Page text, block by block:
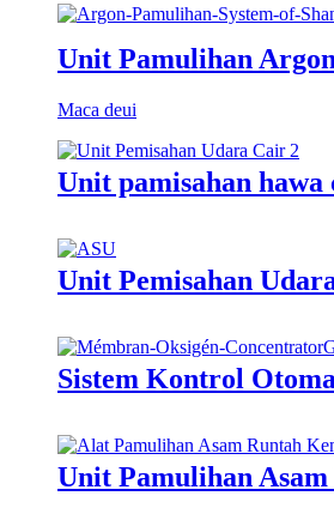
Unit Pamulihan
Maca deui
Unit pamisahan hawa
Unit Pemisahan
Sistem Kontrol
Unit Pamulihan